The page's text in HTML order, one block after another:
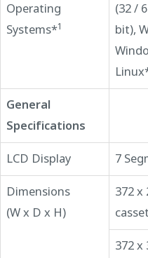
Operating
Systems*1
(32 /
bit),
General
Specifications
LCD Display
7
Dimensions
(W x D x H)
372 x
372 x